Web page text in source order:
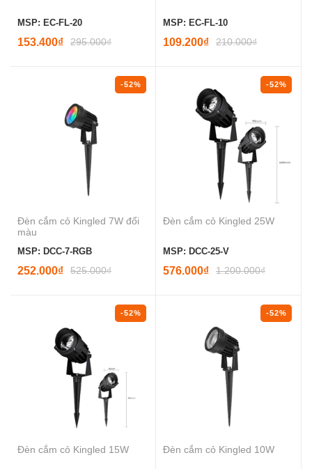
MSP: EC-FL-20
153.400₫ 295.000₫
MSP: EC-FL-10
109.200₫ 210.000₫
-52%
Đèn cắm cỏ Kingled 7W đổi
màu
MSP: DCC-7-RGB
252.000₫ 525.000₫
-52%
Đèn cắm cỏ Kingled 25W
MSP: DCC-25-V
576.000₫ 1.200.000₫
-52%
Đèn cắm cỏ Kingled 15W
-52%
Đèn cắm cỏ Kingled 10W